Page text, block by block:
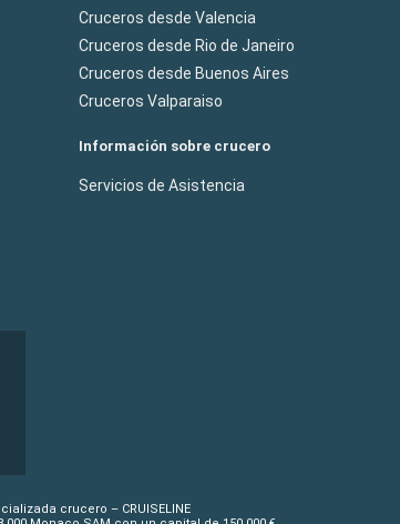
Cruceros desde Valencia
Cruceros desde Rio de Janeiro
Cruceros desde Buenos Aires
Cruceros Valparaiso
Información sobre crucero
Servicios de Asistencia
crucero – CRUISELINE